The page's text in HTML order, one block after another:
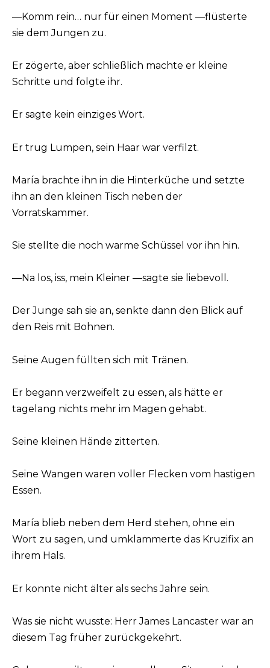
—Komm rein… nur für einen Moment —flüsterte
sie dem Jungen zu.
Er zögerte, aber schließlich machte er kleine
Schritte und folgte ihr.
Er sagte kein einziges Wort.
Er trug Lumpen, sein Haar war verfilzt.
María brachte ihn in die Hinterküche und setzte
ihn an den kleinen Tisch neben der
Vorratskammer.
Sie stellte die noch warme Schüssel vor ihn hin.
—Na los, iss, mein Kleiner —sagte sie liebevoll.
Der Junge sah sie an, senkte dann den Blick auf
den Reis mit Bohnen.
Seine Augen füllten sich mit Tränen.
Er begann verzweifelt zu essen, als hätte er
tagelang nichts mehr im Magen gehabt.
Seine kleinen Hände zitterten.
Seine Wangen waren voller Flecken vom hastigen
Essen.
María blieb neben dem Herd stehen, ohne ein
Wort zu sagen, und umklammerte das Kruzifix an
ihrem Hals.
Er konnte nicht älter als sechs Jahre sein.
Was sie nicht wusste: Herr James Lancaster war an
diesem Tag früher zurückgekehrt.